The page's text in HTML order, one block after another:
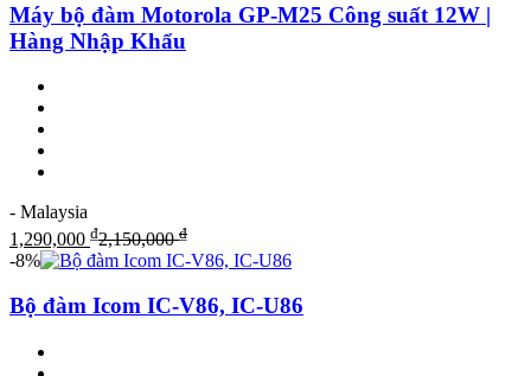
Máy bộ đàm Motorola GP-M25 Công suất 12W |
Hàng Nhập Khẩu
- Malaysia
1,290,000 ₫2,150,000₫
-8%
Bộ đàm Icom IC-V86, IC-U86